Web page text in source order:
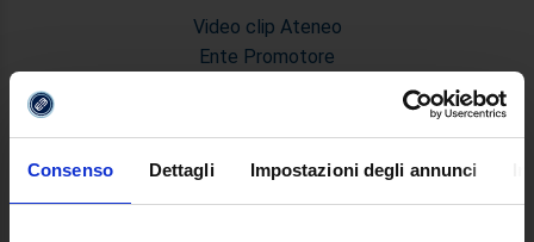
Consenso Dettagli Impostazioni degli annunci
Video clip Ateneo
Ente Promotore
Decreto Istitutivo
Statuto e Regolamenti
Trasparenza e Assicurazione della Quallità